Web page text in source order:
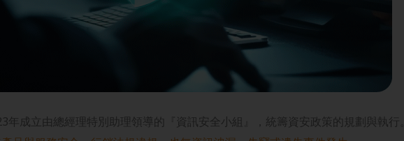
年成立由總經理特別助理領導的『資訊安全小組』，統籌資安政策的規劃與執行。